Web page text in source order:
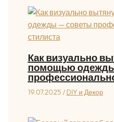
Как визуально
помощью
19.07.2025 / DIY и Декор